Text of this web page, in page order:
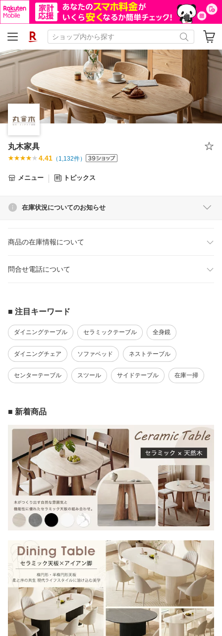
丸木家具
4.41 （ 1,132件）
メニュー トピックス
在庫状況についてのお知らせ
商品の在庫情報について
問合せ電話について
■ 注目キーワード
ダイニングテーブル セラミックテーブル 全身鏡
ダイニングチェア ソファベッド ネストテーブル
センターテーブル スツール サイドテーブル 在庫一掃
■ 新着商品